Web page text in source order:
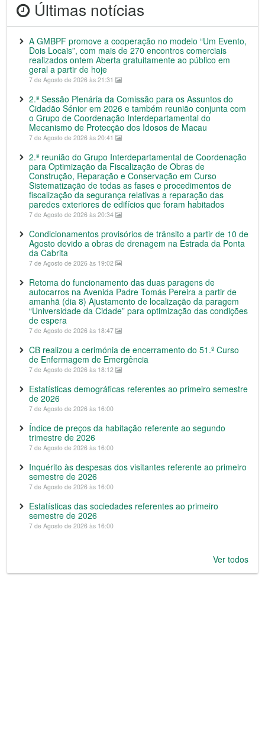
Últimas notícias
A GMBPF promove a cooperação no modelo “Um Evento,
Dois Locais”, com mais de 270 encontros comerciais
realizados ontem Aberta gratuitamente ao público em
geral a partir de hoje
7 de Agosto de 2026 às 21:31
2.ª Sessão Plenária da Comissão para os Assuntos do
Cidadão Sénior em 2026 e também reunião conjunta com
o Grupo de Coordenação Interdepartamental do
Mecanismo de Protecção dos Idosos de Macau
7 de Agosto de 2026 às 20:41
2.ª reunião do Grupo Interdepartamental de Coordenação
para Optimização da Fiscalização de Obras de
Construção, Reparação e Conservação em Curso
Sistematização de todas as fases e procedimentos de
fiscalização da segurança relativas a reparação das
paredes exteriores de edifícios que foram habitados
7 de Agosto de 2026 às 20:34
Condicionamentos provisórios de trânsito a partir de 10 de
Agosto devido a obras de drenagem na Estrada da Ponta
da Cabrita
7 de Agosto de 2026 às 19:02
Retoma do funcionamento das duas paragens de
autocarros na Avenida Padre Tomás Pereira a partir de
amanhã (dia 8) Ajustamento de localização da paragem
“Universidade da Cidade” para optimização das condições
de espera
7 de Agosto de 2026 às 18:47
CB realizou a cerimónia de encerramento do 51.º Curso
de Enfermagem de Emergência
7 de Agosto de 2026 às 18:12
Estatísticas demográficas referentes ao primeiro semestre
de 2026
7 de Agosto de 2026 às 16:00
Índice de preços da habitação referente ao segundo
trimestre de 2026
7 de Agosto de 2026 às 16:00
Inquérito às despesas dos visitantes referente ao primeiro
semestre de 2026
7 de Agosto de 2026 às 16:00
Estatísticas das sociedades referentes ao primeiro
semestre de 2026
7 de Agosto de 2026 às 16:00
Ver todos